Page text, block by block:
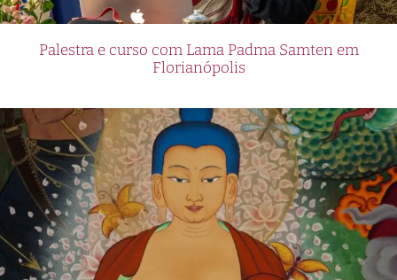
Palestra e curso com Lama Padma Samten em
Florianópolis